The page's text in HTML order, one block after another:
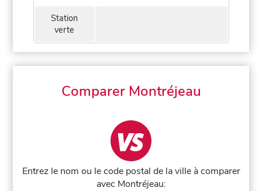
Station
verte
Comparer Montréjeau
Entrez le nom ou le code postal de la ville à comparer
avec Montréjeau: